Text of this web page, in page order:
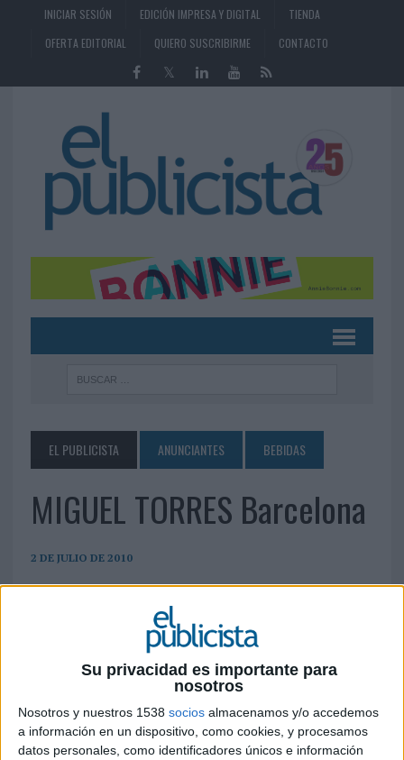
Su privacidad es importante para
nosotros
Nosotros y nuestros 1538 socios almacenamos y/o accedemos
a información en un dispositivo, como cookies, y procesamos
datos personales, como identificadores únicos e información
INICIAR SESIÓN EDICIÓN IMPRESA Y DIGITAL
TIENDA
OFERTA EDITORIAL
QUIERO SUSCRIBIRME CONTACTO
EL PUBLICISTA ANUNCIANTES BEBIDAS
MIGUEL TORRES Barcelona
2 DE JULIO DE 2010
(Barcelona) Tel.: 93 817 74 00 Fax: 93 817 74 44
prensa@torres.eswww.torres.es
IMPRIMIR
TWEET